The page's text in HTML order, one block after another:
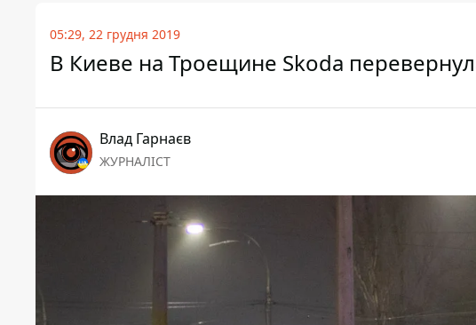
05:29, 22 грудня 2019
В Киеве на Троещине Skoda
Влад Гарнаєв
ЖУРНАЛІСТ